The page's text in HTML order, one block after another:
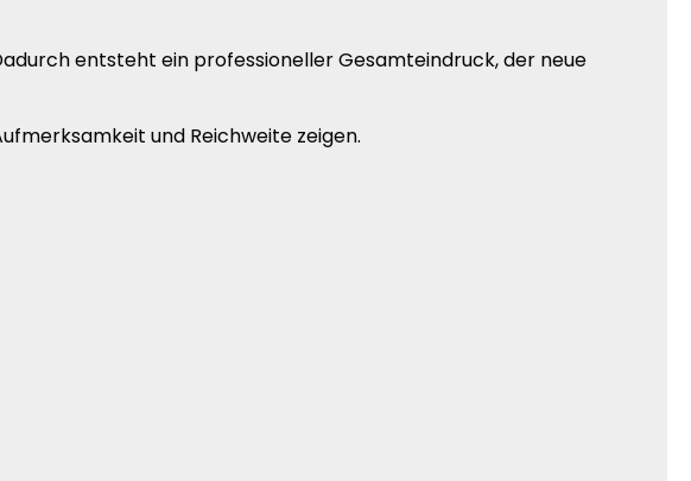
entsteht ein professioneller Gesamteindruck, der neue
und Reichweite zeigen.